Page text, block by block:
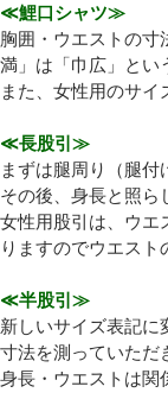
≪鯉口シャツ≫
胸囲・ウエストの寸
満」は「巾広」とい
また、女性用のサイ
≪長股引≫
まずは腿周り（腿付
その後、身長と照ら
女性用股引は、ウエ
りますのでウエスト
≪半股引≫
新しいサイズ表記に
寸法を測っていただ
身長・ウエストは関